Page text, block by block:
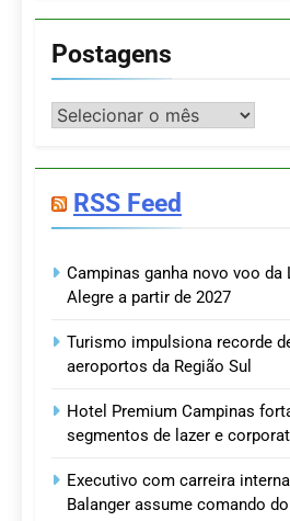
Postagens
Postagens
RSS Feed
Campinas ganha novo voo da
Alegre a partir de 2027
Turismo impulsiona recorde
aeroportos da Região Sul
Hotel Premium Campinas
segmentos de lazer e
Executivo com carreira
Balanger assume comando